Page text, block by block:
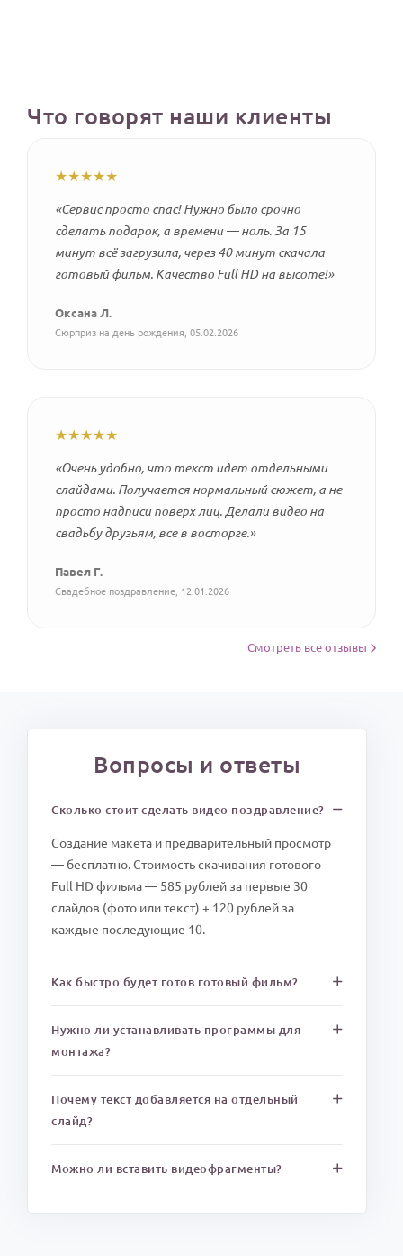
Что говорят наши клиенты
★★★★★
«Сервис просто спас! Нужно было срочно
сделать подарок, а времени — ноль. За 15
минут всё загрузила, через 40 минут скачала
готовый фильм. Качество Full HD на высоте!»
Оксана Л.
Сюрприз на день рождения, 05.02.2026
★★★★★
«Очень удобно, что текст идет отдельными
слайдами. Получается нормальный сюжет, а не
просто надписи поверх лиц. Делали видео на
свадьбу друзьям, все в восторге.»
Павел Г.
Свадебное поздравление, 12.01.2026
Смотреть все отзывы
Вопросы и ответы
Сколько стоит сделать видео поздравление?
Создание макета и предварительный просмотр
— бесплатно. Стоимость скачивания готового
Full HD фильма — 585 рублей за первые 30
слайдов (фото или текст) + 120 рублей за
каждые последующие 10.
Как быстро будет готов готовый фильм?
Нужно ли устанавливать программы для
монтажа?
Почему текст добавляется на отдельный
слайд?
Можно ли вставить видеофрагменты?